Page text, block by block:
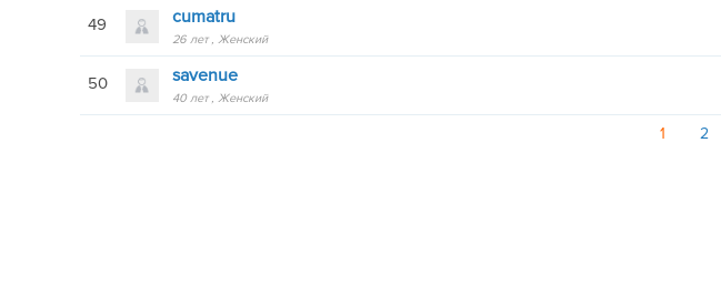
49 cumatru
26 лет Женский
50 savenue
40 лет Женский
1 2